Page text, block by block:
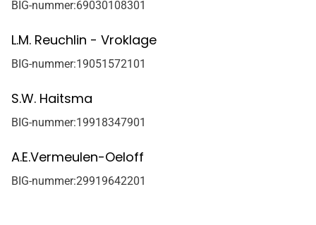
BIG-nummer:69030108301
L.M. Reuchlin - Vroklage
BIG-nummer:19051572101
S.W. Haitsma
BIG-nummer:19918347901
A.E.Vermeulen-Oeloff
BIG-nummer:29919642201